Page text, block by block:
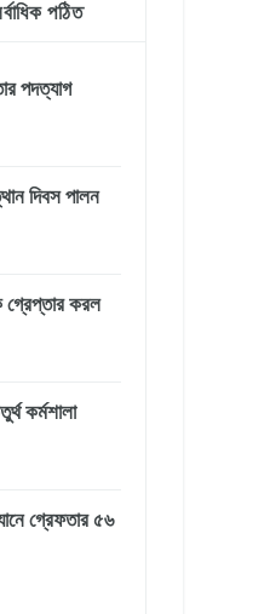
পঠিত
পদত্যাগ
দিবস পালন
গ্রেপ্তার করল
কর্মশালা
গ্রেফতার ৫৬